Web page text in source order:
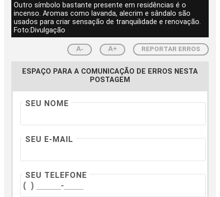
Outro símbolo bastante presente em residências é o
incenso. Aromas como lavanda, alecrim e sândalo são
usados para criar sensação de tranquilidade e renovação.
Foto:Divulgação
A- A+ REPORTAR ERROS
ESPAÇO PARA A COMUNICAÇÃO DE ERROS NESTA
POSTAGEM
SEU NOME
SEU E-MAIL
SEU TELEFONE